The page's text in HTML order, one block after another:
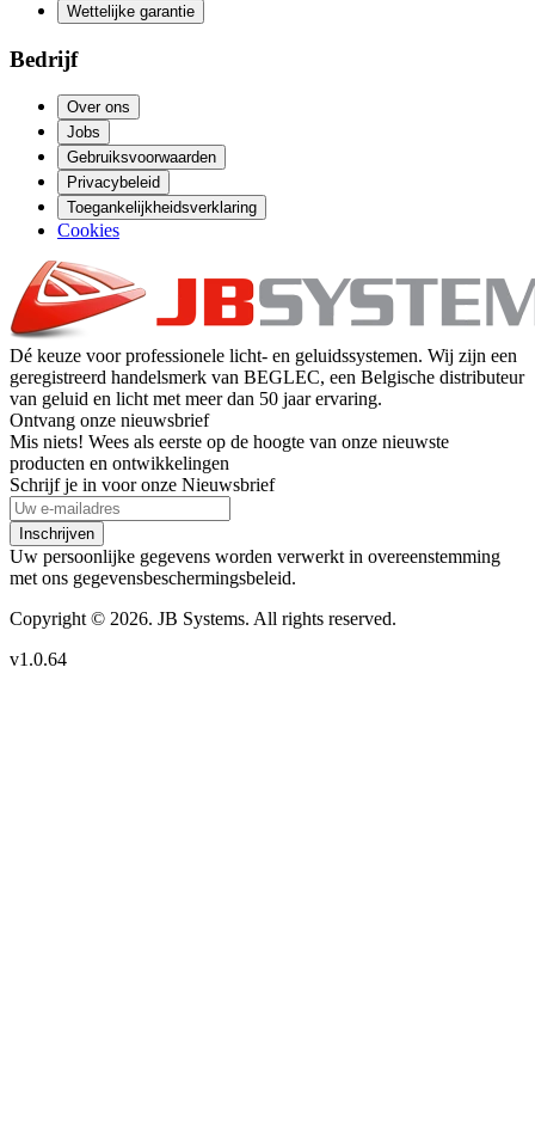
Wettelijke garantie
Bedrijf
Over ons
Jobs
Gebruiksvoorwaarden
Privacybeleid
Toegankelijkheidsverklaring
Cookies
Dé keuze voor professionele licht- en geluidssystemen. Wij zijn een
geregistreerd handelsmerk van BEGLEC, een Belgische distributeur
van geluid en licht met meer dan 50 jaar ervaring.
Ontvang onze nieuwsbrief
Mis niets! Wees als eerste op de hoogte van onze nieuwste
producten en ontwikkelingen
Schrijf je in voor onze Nieuwsbrief
Inschrijven
Uw persoonlijke gegevens worden verwerkt in overeenstemming
met ons gegevensbeschermingsbeleid.
Copyright © 2026. JB Systems. All rights reserved.
v1.0.64